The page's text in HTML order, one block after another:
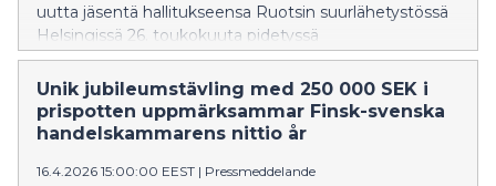
uutta jäsentä hallitukseensa Ruotsin suurlähetystössä
Helsingissä 26. toukokuuta pidetyssä
vuosikokouksessa. Kauppakamarin uudeksi
puheenjohtajaksi valittiin teräsyhtiö SSAB:n entinen
toimitusjohtaja Martin Lindqvist, joka toimii nykyisin
Swiss Steel Holdingin hallituksen puheenjohtajana ja
SCA ja Indutrade. Hallituksen uudeksi jäseneksi valittiin
Unik jubileumstävling med 250 000 SEK i
prispotten uppmärksammar Finsk-svenska
handelskammarens nittio år
16.4.2026 15:00:00 EEST | Pressmeddelande